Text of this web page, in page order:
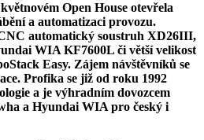
Open House otevřela
a automatizaci provozu.
automatický soustruh XD26III,
WIA KF7600L či větší velikost
Easy. Zájem návštěvníků se
Profika se již od roku 1992
a je výhradním dovozcem
a Hyundai WIA pro český i